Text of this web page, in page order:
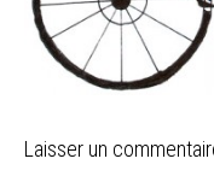
Laisser un